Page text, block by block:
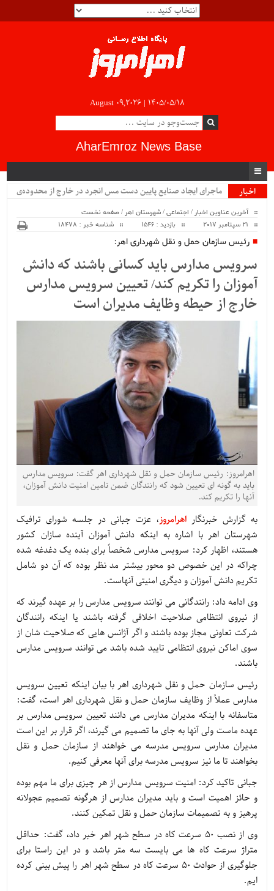
August 09,2026 | ۱۴۰۵/۰۵/۱۸
AharEmroz News Base
اخبار
ماجرای ایجاد صنایع پایین دست مس انجرد در خارج از محدوده‌ی
آخرین عناوین اخبار / اجتماعی/شهرستان اهر /صفحه نخست
بازدید : 1546 شناسه خبر : 18478
رئیس سازمان حمل و نقل شهرداری اهر:
سرویس مدارس باید کسانی باشند که دانش
آموزان را تکریم کند/ تعیین سرویس مدارس
خارج از حیطه وظایف مدیران است
اهرامروز: رئیس سازمان حمل و نقل شهرداری اهر گفت: سرویس مدارس
باید به گونه ای تعیین شود که رانندگان ضمن تامین امنیت دانش آموزان،
آنها را تکریم کند.
به گزارش خبرنگاراهرامروز، عزت جبانی در جلسه شورای ترافیک
شهرستان اهر با اشاره به اینکه دانش آموزان آینده سازان کشور
هستند، اظهار کرد: سرویس مدارس شخصاً برای بنده یک دغدغه شده
چراکه در این خصوص دو محور بیشتر مد نظر بوده که آن دو شامل
تکریم دانش آموزان و دیگری امنیتی آنهاست.
وی ادامه داد: رانندگانی می توانند سرویس مدارس را بر عهده گیرند که
از نیروی انتظامی صلاحیت اخلاقی گرفته باشند یا اینکه رانندگان
شرکت تعاونی مجاز بوده باشند و اگر آژانس هایی که صلاحیت شان از
سوی اماکن نیروی انتظامی تایید شده باشد می توانند سرویس مدارس
باشند.
رئیس سازمان حمل و نقل شهرداری اهر با بیان اینکه تعیین سرویس
مدارس عملاً از وظایف سازمان حمل و نقل شهرداری اهر است، گفت:
متاسفانه با اینکه مدیران مدارس می دانند تعیین سرویس مدارس بر
عهده ماست ولی آنها به جای ما تصمیم می گیرند، اگر قرار بر این است
مدیران مدارس سرویس مدرسه می خواهند از سازمان حمل و نقل
بخواهند تا ما نیز سرویس مدرسه برای آنها معرفی کنیم.
جبانی تاکید کرد: امنیت سرویس مدارس از هر چیزی برای ما مهم بوده
و حائز اهمیت است و باید مدیران مدارس از هرگونه تصمیم عجولانه
پرهیز و به تصمیمات سازمان حمل و نقل تمکین کنند.
وی از نصب 50 سرعت کاه در سطح شهر اهر خبر داد، گفت: حداقل
متراژ سرعت کاه ها می بایست سه متر باشد و در این راستا برای
جلوگیری از حوادث 50 سرعت کاه در سطح شهر اهر را پیش بینی کرده
ایم.